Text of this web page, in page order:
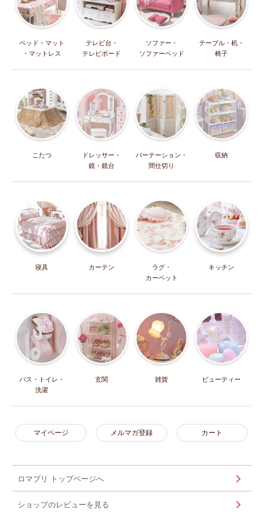
ベッド・マット
・マットレス
テレビ台・
テレビボード
ソファー・
ソファーベッド
テーブル・机・
椅子
こたつ
ドレッサー・
鏡・鏡台
パーテーション・
間仕切り
収納
寝具 カーテン
ラグ・
カーペット
キッチン
バス・トイレ・
洗濯
玄関 雑貨 ビューティー
マイページ メルマガ登録 カート
ロマプリ トップページへ
ショップのレビューを見る